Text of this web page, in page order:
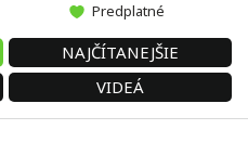
Predplatné
NAJČÍTANEJŠIE
VIDEÁ